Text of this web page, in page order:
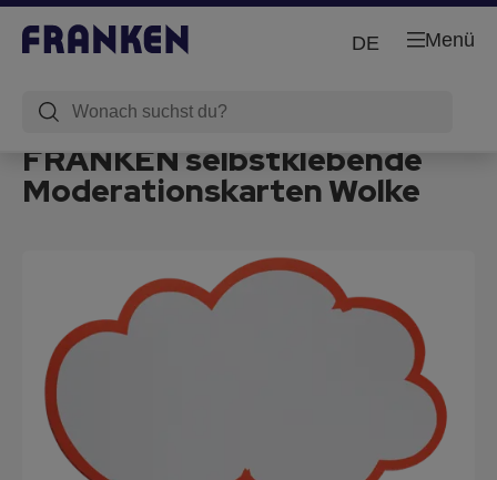
Menü
DE
FRANKEN selbstklebende
Moderationskarten Wolke